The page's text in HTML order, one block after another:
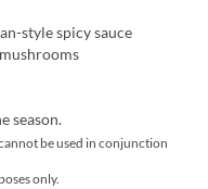
style spicy sauce
season.
be used in conjunction
only.